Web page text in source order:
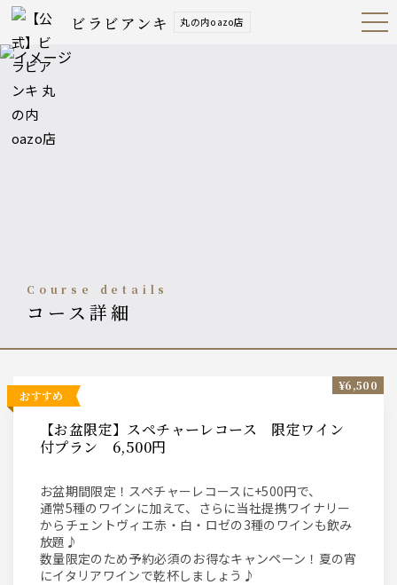
ビラビアンキ 丸の内oazo店 Open
Navig
course details
コース詳細
おすすめ
【お盆限定】スペチャーレコース 限定ワイン
付プラン 6,500円
お盆期間限定！スペチャーレコースに+500円で、
通常5種のワインに加えて、さらに当社提携ワイナリー
からチェントヴィエ赤・白・ロゼの3種のワインも飲み
放題♪
数量限定のため予約必須のお得なキャンペーン！夏の宵
にイタリアワインで乾杯しましょう♪
¥6,500